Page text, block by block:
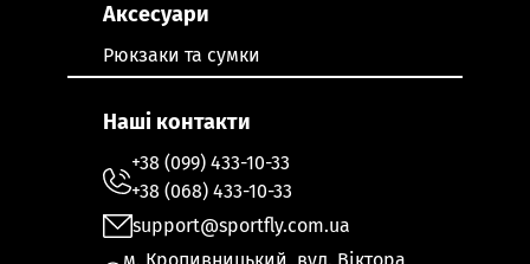
Аксесуари
Рюкзаки та сумки
Наші контакти
+38 (099) 433-10-33
+38 (068) 433-10-33
support@sportfly.com.ua